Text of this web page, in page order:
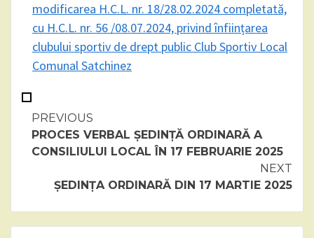
modificarea H.C.L. nr. 18/28.02.2024 completată,
cu H.C.L. nr. 56 /08.07.2024, privind înființarea
clubului sportiv de drept public Club Sportiv Local
Comunal Satchinez
Continue
Reading
PREVIOUS
PROCES VERBAL ȘEDINȚĂ ORDINARĂ A
CONSILIULUI LOCAL ÎN 17 FEBRUARIE 2025
NEXT
ȘEDINȚA ORDINARĂ DIN 17 MARTIE 2025